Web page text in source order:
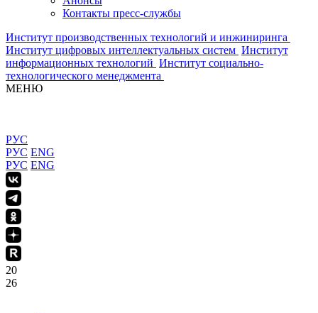
Контакты пресс-службы
Институт производственных технологий и инжиниринга
Институт цифровых интеллектуальных систем Институт
информационных технологий Институт социально-
технологического менеджмента
МЕНЮ
РУС
РУС ENG
РУС ENG
20
26